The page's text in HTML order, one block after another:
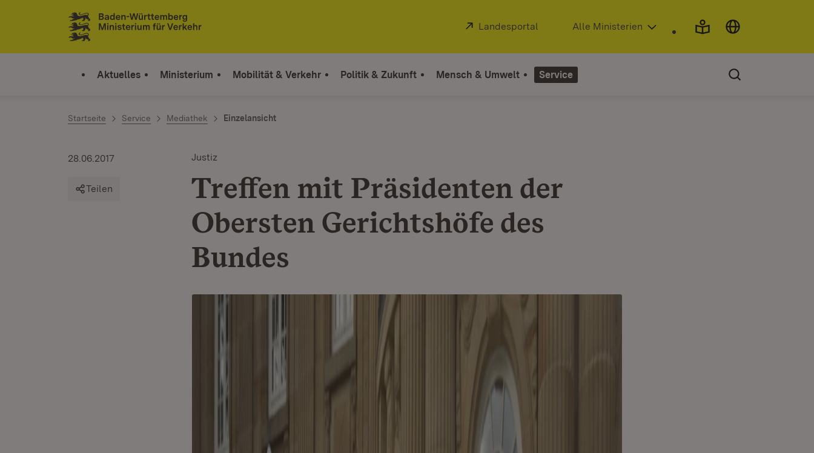
Zum Inhalt springen
Link zur Startseite
Extern:
Landesportal (Öffnet in neuem Fenster)
Alle Ministerien
Aktuelles Ministerium Mobilität & Verkehr Politik & Zukunft Mensch & Umwelt Service
Startseite Service Mediathek Einzelansicht
Justiz
Treffen mit Präsidenten der
Obersten Gerichtshöfe des
Bundes
28.06.2017
Teilen